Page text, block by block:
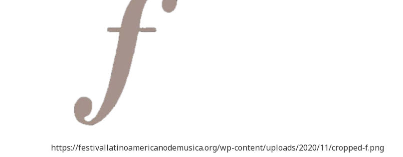
https://festivallatinoamericanodemusica.org/wp-content/uploads/2020/11/cropped-f.png